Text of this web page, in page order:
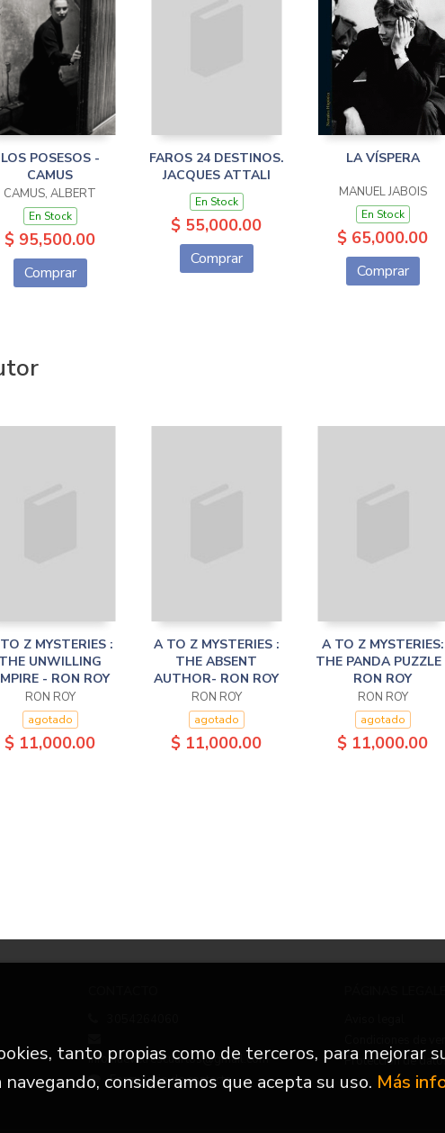
LOS POSESOS -
CAMUS
CAMUS, ALBERT
En Stock
$ 95,500.00
Comprar
FAROS 24 DESTINOS.
JACQUES ATTALI
En Stock
$ 55,000.00
Comprar
LA VÍSPERA
MANUEL JABOIS
En Stock
$ 65,000.00
Comprar
Z MYSTERIES :
THE UNWILLING
- RON ROY
RON ROY
agotado
$ 11,000.00
A TO Z MYSTERIES :
THE ABSENT
AUTHOR- RON ROY
RON ROY
agotado
$ 11,000.00
A TO Z MYSTERIES:
THE PANDA PUZZLE
RON ROY
RON ROY
agotado
$ 11,000.00
info.nuevetrescuartos@gmail.com
Formulario de contacto
Protección de
tanto propias como de terceros, para mejorar
consideramos que acepta su uso. Más